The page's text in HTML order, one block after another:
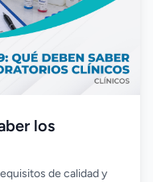
los
de calidad y